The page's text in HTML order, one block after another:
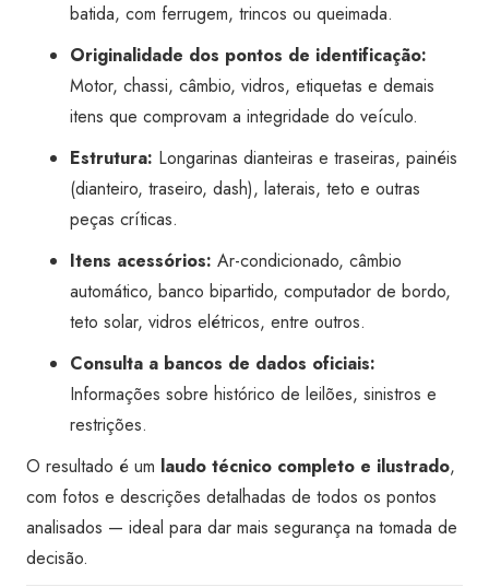
batida, com ferrugem, trincos ou queimada.
Originalidade dos pontos de identificação:
Motor, chassi, câmbio, vidros, etiquetas e demais
itens que comprovam a integridade do veículo.
Estrutura: Longarinas dianteiras e traseiras, painéis
(dianteiro, traseiro, dash), laterais, teto e outras
peças críticas.
Itens acessórios: Ar-condicionado, câmbio
automático, banco bipartido, computador de bordo,
teto solar, vidros elétricos, entre outros.
Consulta a bancos de dados oficiais:
Informações sobre histórico de leilões, sinistros e
restrições.
O resultado é um laudo técnico completo e ilustrado,
com fotos e descrições detalhadas de todos os pontos
analisados — ideal para dar mais segurança na tomada de
decisão.